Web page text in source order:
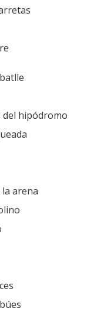
del hipódromo
arena